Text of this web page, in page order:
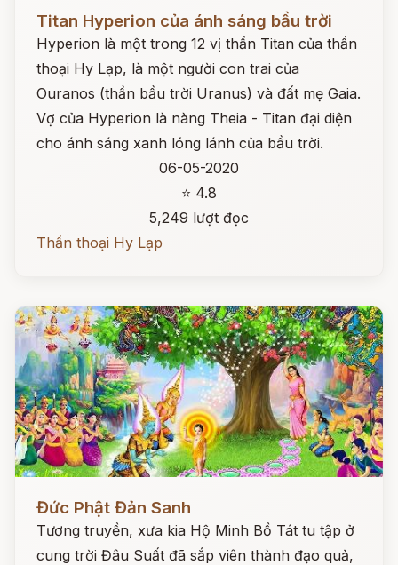
Titan Hyperion của ánh sáng bầu trời
Hyperion là một trong 12 vị thần Titan của thần
thoại Hy Lạp, là một người con trai của
Ouranos (thần bầu trời Uranus) và đất mẹ Gaia.
Vợ của Hyperion là nàng Theia - Titan đại diện
cho ánh sáng xanh lóng lánh của bầu trời.
06-05-2020
⭐ 4.8
5,249 lượt đọc
Thần thoại Hy Lạp
Đức Phật Đản Sanh
Tương truyền, xưa kia Hộ Minh Bồ Tát tu tập ở
cung trời Đâu Suất đã sắp viên thành đạo quả,